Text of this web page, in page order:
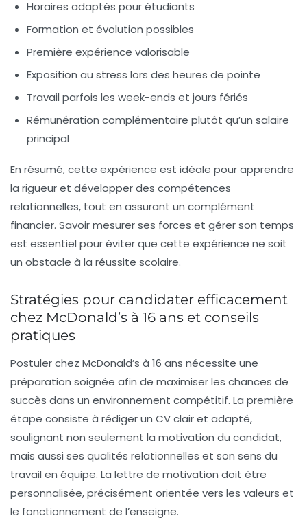
Horaires adaptés pour étudiants
Formation et évolution possibles
Première expérience valorisable
Exposition au stress lors des heures de pointe
Travail parfois les week-ends et jours fériés
Rémunération complémentaire plutôt qu’un salaire
principal
En résumé, cette expérience est idéale pour apprendre
la rigueur et développer des compétences
relationnelles, tout en assurant un complément
financier. Savoir mesurer ses forces et gérer son temps
est essentiel pour éviter que cette expérience ne soit
un obstacle à la réussite scolaire.
Stratégies pour candidater efficacement
chez McDonald’s à 16 ans et conseils
pratiques
Postuler chez McDonald’s à 16 ans nécessite une
préparation soignée afin de maximiser les chances de
succès dans un environnement compétitif. La première
étape consiste à rédiger un CV clair et adapté,
soulignant non seulement la motivation du candidat,
mais aussi ses qualités relationnelles et son sens du
travail en équipe. La lettre de motivation doit être
personnalisée, précisément orientée vers les valeurs et
le fonctionnement de l’enseigne.